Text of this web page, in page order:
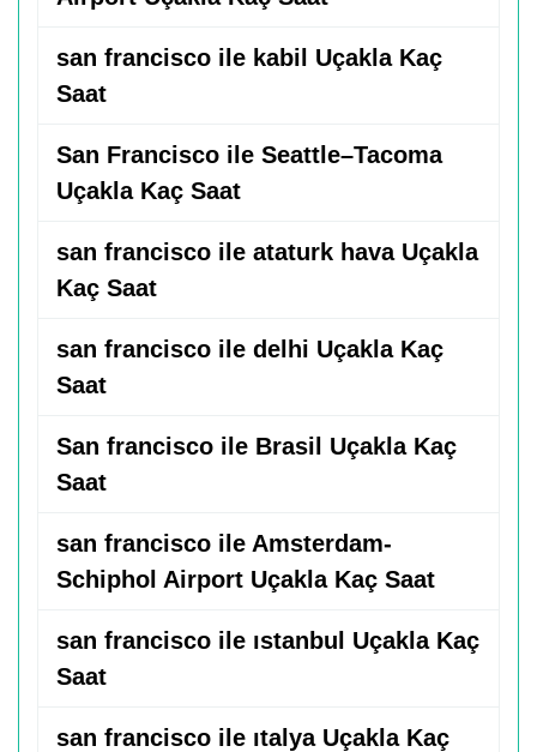
san francisco ile kabil Uçakla Kaç
Saat
San Francisco ile Seattle–Tacoma
Uçakla Kaç Saat
san francisco ile ataturk hava Uçakla
Kaç Saat
san francisco ile delhi Uçakla Kaç
Saat
San francisco ile Brasil Uçakla Kaç
Saat
san francisco ile Amsterdam-
Schiphol Airport Uçakla Kaç Saat
san francisco ile ıstanbul Uçakla Kaç
Saat
san francisco ile ıtalya Uçakla Kaç